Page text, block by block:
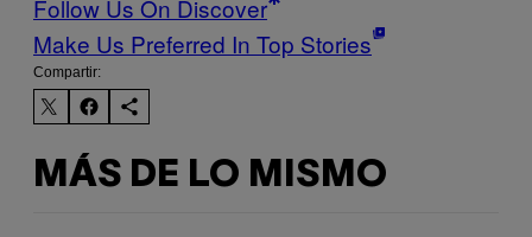
Follow Us On Discover
Make Us Preferred In Top Stories
Compartir:
MÁS DE LO MISMO